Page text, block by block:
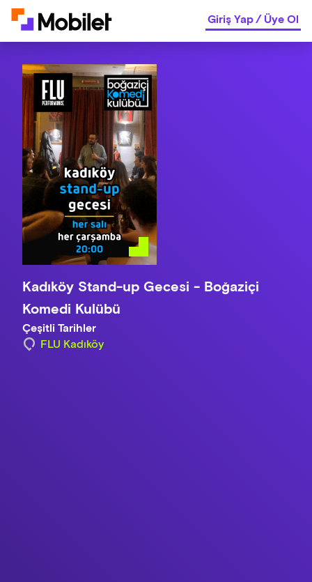
Giriş Yap/Üye Ol
Kadıköy Stand-up Gecesi - Boğaziçi
Komedi Kulübü
Çeşitli Tarihler
FLU Kadıköy